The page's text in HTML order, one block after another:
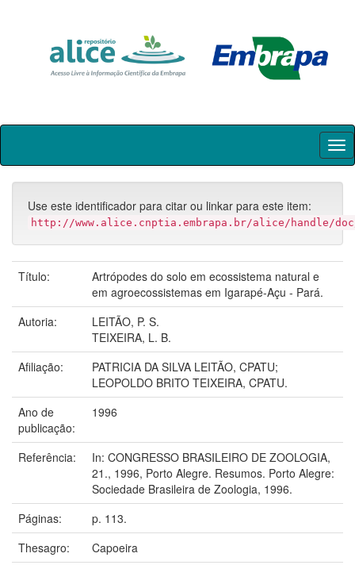
Skip
Use este identificador para citar ou linkar para este item:
http://www.alice.cnptia.embrapa.br/alice/handle/
Título:
Artrópodes do solo em ecossistema natural e
em agroecossistemas em Igarapé-Açu - Pará.
Autoria:
LEITÃO, P. S.
TEIXEIRA, L. B.
Afiliação:
PATRICIA DA SILVA LEITÃO, CPATU;
LEOPOLDO BRITO TEIXEIRA, CPATU.
Ano de
publicação:
1996
Referência:
In: CONGRESSO BRASILEIRO DE ZOOLOGIA,
21., 1996, Porto Alegre. Resumos. Porto Alegre:
Sociedade Brasileira de Zoologia, 1996.
Páginas:
p. 113.
Thesagro:
Capoeira